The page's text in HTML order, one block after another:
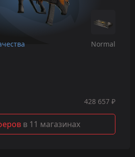
Normal
428 657 ₽
в 11 магазинах